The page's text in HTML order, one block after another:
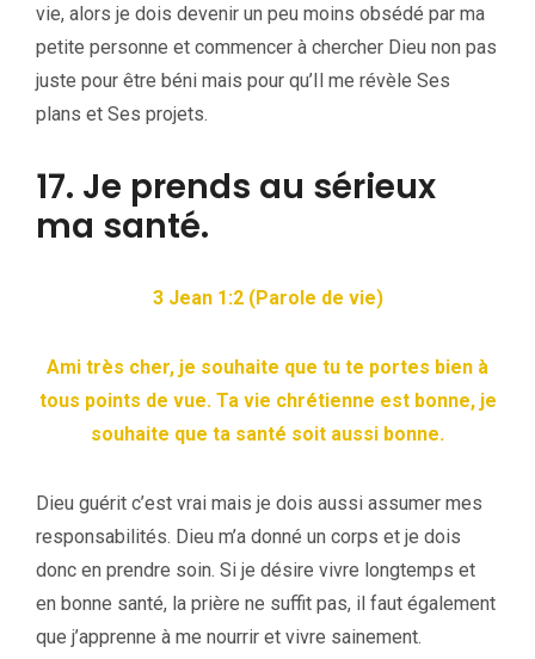
vie, alors je dois devenir un peu moins obsédé par ma
petite personne et commencer à chercher Dieu non pas
juste pour être béni mais pour qu’Il me révèle Ses
plans et Ses projets.
17. Je prends au sérieux
ma santé.
3 Jean 1:2 (Parole de vie)
Ami très cher, je souhaite que tu te portes bien à
tous points de vue. Ta vie chrétienne est bonne, je
souhaite que ta santé soit aussi bonne.
Dieu guérit c’est vrai mais je dois aussi assumer mes
responsabilités. Dieu m’a donné un corps et je dois
donc en prendre soin. Si je désire vivre longtemps et
en bonne santé, la prière ne suffit pas, il faut également
que j’apprenne à me nourrir et vivre sainement.